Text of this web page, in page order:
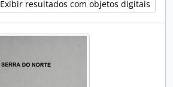
Exibir resultados com objetos digitais